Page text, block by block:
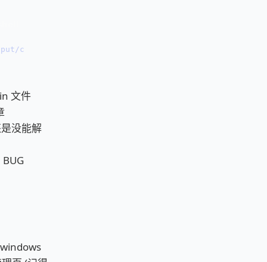
chrome-mv3" as an unpacked extension manually
文件
没能解